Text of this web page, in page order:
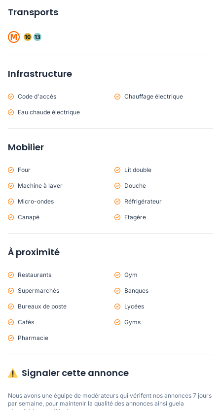
Transports
Infrastructure
Code d'accès Chauffage électrique
Eau chaude électrique
Mobilier
Four Lit double
Machine à laver Douche
Micro-ondes Réfrigérateur
Canapé Etagère
À proximité
Restaurants Gym
Supermarchés Banques
Bureaux de poste Lycées
Cafés Gyms
Pharmacie
Signaler cette annonce
Nous avons une éguipe de modérateurs qui vérifent nos annonces 7 jours
par semaine, pour maintenir la qualité des annonces ainsi guela